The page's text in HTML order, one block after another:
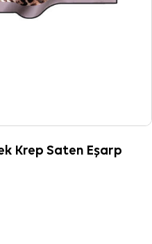
Krep Saten Eşarp